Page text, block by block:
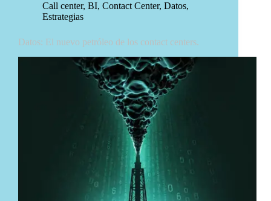
Call center, BI, Contact Center, Datos,
Estrategias
Datos: El nuevo petróleo de los contact centers.